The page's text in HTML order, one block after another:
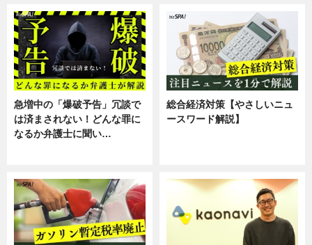
急増中の「爆破予告」冗談で
は済まされない！どんな罪に
なるか弁護士に聞い…
総合経済対策【やさしいニュ
ースワード解説】